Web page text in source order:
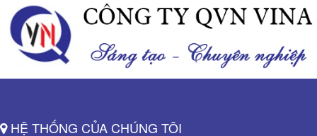
HỆ THỐNG CỦA CHÚNG TÔI